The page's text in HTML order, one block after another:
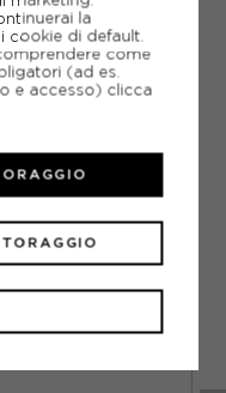
la
cookie di default.
come
(ad es.
e accesso) clicca